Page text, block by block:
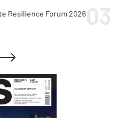
Resilience Forum 2026